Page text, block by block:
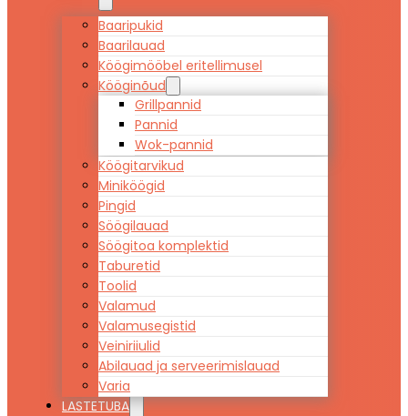
Baaripukid
Baarilauad
Köögimööbel eritellimusel
Kööginõud
Grillpannid
Pannid
Wok-pannid
Köögitarvikud
Miniköögid
Pingid
Söögilauad
Söögitoa komplektid
Taburetid
Toolid
Valamud
Valamusegistid
Veiniriiulid
Abilauad ja serveerimislauad
Varia
LASTETUBA